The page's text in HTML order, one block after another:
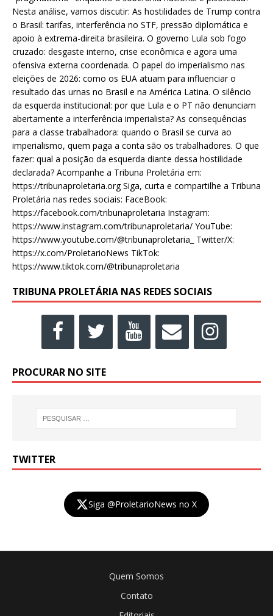
Nesta análise, vamos discutir: As hostilidades de Trump contra
o Brasil: tarifas, interferência no STF, pressão diplomática e
apoio à extrema-direita brasileira. O governo Lula sob fogo
cruzado: desgaste interno, crise econômica e agora uma
ofensiva externa coordenada. O papel do imperialismo nas
eleições de 2026: como os EUA atuam para influenciar o
resultado das urnas no Brasil e na América Latina. O silêncio
da esquerda institucional: por que Lula e o PT não denunciam
abertamente a interferência imperialista? As consequências
para a classe trabalhadora: quando o Brasil se curva ao
imperialismo, quem paga a conta são os trabalhadores. O que
fazer: qual a posição da esquerda diante dessa hostilidade
declarada? Acompanhe a Tribuna Proletária em:
https://tribunaproletaria.org Siga, curta e compartilhe a Tribuna
Proletária nas redes sociais: FaceBook:
https://facebook.com/tribunaproletaria Instagram:
https://www.instagram.com/tribunaproletaria/ YouTube:
https://www.youtube.com/@tribunaproletaria_ Twitter/X:
https://x.com/ProletarioNews TikTok:
https://www.tiktok.com/@tribunaproletaria
TRIBUNA PROLETÁRIA NAS REDES SOCIAIS
PROCURAR NO SITE
TWITTER
Siga @ProletarioNews no X
Quem Somos
Contato